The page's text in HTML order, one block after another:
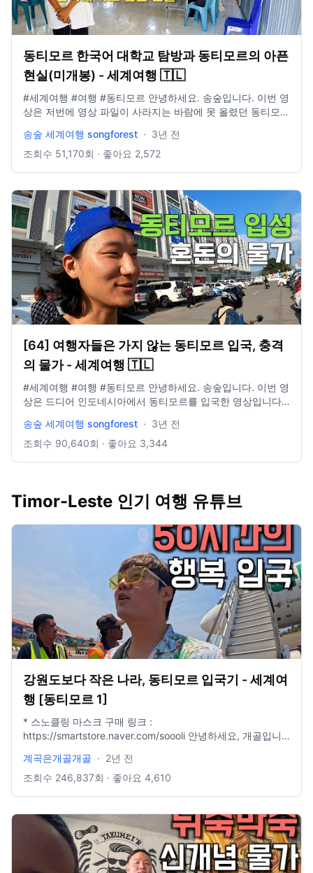
동티모르 한국어 대학교 탐방과 동티모르의 아픈
현실(미개봉) - 세계여행 🇹🇱
#세계여행 #여행 #동티모르 안녕하세요. 송숲입니다. 이번 영
상은 저번에 영상 파일이 사라지는 바람에 못 올렸던 동티모르
은 분들이 이렇게 좋아해주셔서 너무 좋았어요. 다음 영상부터
는 다른 영상으로 찾아뵙겠습니다. 오늘도 시청해주셔서 감사
song_forest
송숲 세계여행 songforest · 3년 전
조회수 51,170회 · 좋아요 2,572
[64] 여행자들은 가지 않는 동티모르 입국, 충격
의 물가 - 세계여행 🇹🇱
#세계여행 #여행 #동티모르 안녕하세요. 송숲입니다. 이번 영
상은 드디어 인도네시아에서 동티모르를 입국한 영상입니다.
이동이었습니다. 게다가 예상치 못한 살인적인 물가로 인해 많
이 당황하기도 했어요. 그렇지만 재밌게 여행할 예정이니 다음
song_forest
송숲 세계여행 songforest · 3년 전
조회수 90,640회 · 좋아요 3,344
Timor-Leste 인기 여행 유튜브
강원도보다 작은 나라, 동티모르 입국기 - 세계여
행 [동티모르 1]
* 스노클링 마스크 구매 링크 :
https://smartstore.naver.com/soooli 안녕하세요, 개골입니
니다. 여행 정보부터 시작해서 모든 게 낯선 나라인만큼, 앞으
로 어떻게 여행할지 굉장히 막막하긴 한데, 그래도 구석구석
—————————————————————————————
insta : @waterfall_jang mail : hyungil1993@naver.com 촬
영장비 : 고프로 12 수심췤 시계 : 애플워치울트라 편집 : 맥북
프로 13인치 파이널컷 X 음악 : Artlist
계곡은개골개골 · 2년 전
조회수 246,837회 · 좋아요 4,610